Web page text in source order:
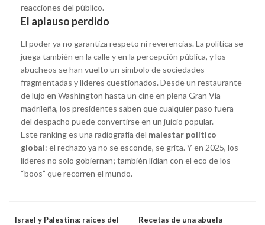
reacciones del público.
El aplauso perdido
El poder ya no garantiza respeto ni reverencias. La política se
juega también en la calle y en la percepción pública, y los
abucheos se han vuelto un símbolo de sociedades
fragmentadas y líderes cuestionados. Desde un restaurante
de lujo en Washington hasta un cine en plena Gran Vía
madrileña, los presidentes saben que cualquier paso fuera
del despacho puede convertirse en un juicio popular.
Este ranking es una radiografía del malestar político
global: el rechazo ya no se esconde, se grita. Y en 2025, los
líderes no solo gobiernan; también lidian con el eco de los
“boos” que recorren el mundo.
Israel y Palestina: raíces del
Recetas de una abuela